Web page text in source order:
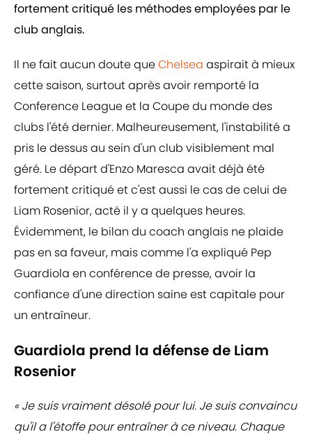
fortement critiqué les méthodes employées par le
club anglais.
Il ne fait aucun doute queChelsea aspirait à mieux
cette saison, surtout après avoir remporté la
Conference League et la Coupe du monde des
clubs l'été dernier. Malheureusement, l'instabilité a
pris le dessus au sein d'un club visiblement mal
géré. Le départ d'Enzo Maresca avait déjà été
fortement critiqué et c'est aussi le cas de celui de
Liam Rosenior, acté il y a quelques heures.
Évidemment, le bilan du coach anglais ne plaide
pas en sa faveur, mais comme l'a expliqué Pep
Guardiola en conférence de presse, avoir la
confiance d'une direction saine est capitale pour
un entraîneur.
Guardiola prend la défense de Liam
Rosenior
« Je suis vraiment désolé pour lui. Je suis convaincu
qu'il a l'étoffe pour entraîner à ce niveau. Chaque